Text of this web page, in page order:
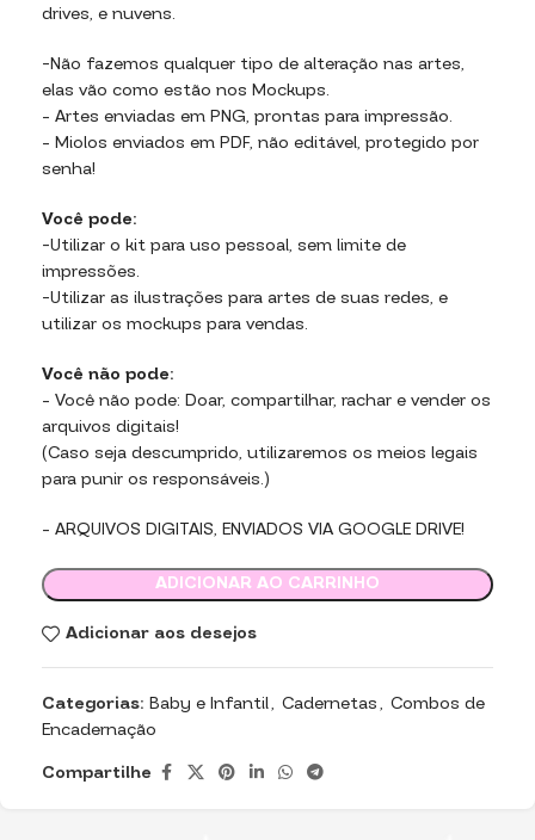
drives, e nuvens.
-Não fazemos qualquer tipo de alteração nas artes,
elas vão como estão nos Mockups.
– Artes enviadas em PNG, prontas para impressão.
– Miolos enviados em PDF, não editável, protegido por
senha!
Você pode:
-Utilizar o kit para uso pessoal, sem limite de
impressões.
-Utilizar as ilustrações para artes de suas redes, e
utilizar os mockups para vendas.
Você não pode:
– Você não pode: Doar, compartilhar, rachar e vender os
arquivos digitais!
(Caso seja descumprido, utilizaremos os meios legais
para punir os responsáveis.)
– ARQUIVOS DIGITAIS, ENVIADOS VIA GOOGLE DRIVE!
ADICIONAR AO CARRINHO
Adicionar aos desejos
Categorias: Baby e Infantil, Cadernetas , Combos de
Encadernação
Compartilhe